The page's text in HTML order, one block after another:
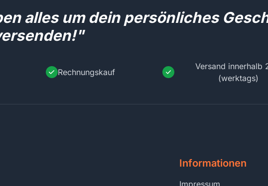
alles um dein persönliches
Rechnungskauf
Versand innerhalb
(werktags)
Informationen
Impressum